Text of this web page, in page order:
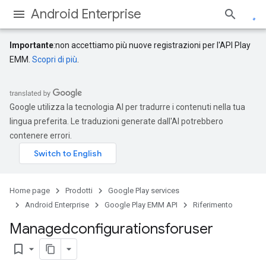
Android Enterprise
Importante:non accettiamo più nuove registrazioni per l'API Play
EMM. Scopri di più
Google utilizza la tecnologia AI per tradurre i contenuti nella tua
lingua preferita. Le traduzioni generate dall'AI potrebbero
contenere errori.
Home page Prodotti
Google Play services
Android Enterprise
Google Play EMM API Riferimento
Managedconfigurationsforuser
bookmark_border